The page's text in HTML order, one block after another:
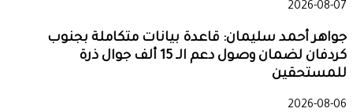
2026-08-07
جواهر أحمد سليمان: قاعدة بيانات متكاملة بجنوب
كردفان لضمان وصول دعم الـ 15 ألف جوال ذرة
للمستحقين
2026-08-06